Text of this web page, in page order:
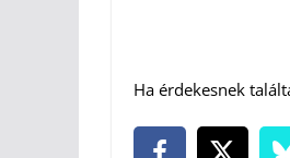
Ha érdekesnek